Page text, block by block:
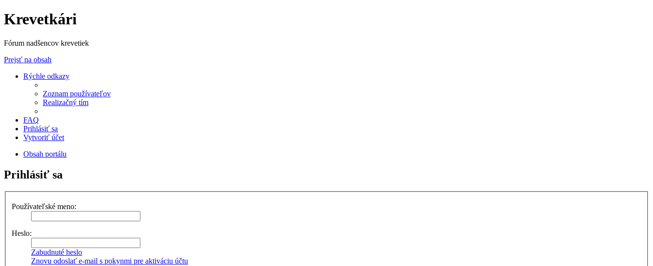
Krevetkári
Fórum nadšencov krevetiek
Prejsť na obsah
Rýchle odkazy
Zoznam používateľov
Realizačný tím
FAQ
Prihlásiť sa
Vytvoriť účet
Obsah portálu
Prihlásiť sa
Používateľské meno:
Heslo:
Zabudnuté heslo
Znovu odoslať e-mail s pokynmi pre aktiváciu účtu